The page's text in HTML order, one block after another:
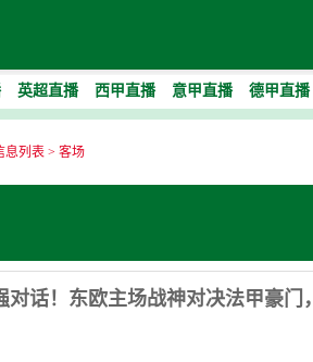
英超直播 西甲直播 意甲直播 德甲直播
息列表 > 客场
对话！东欧主场战神对决法甲豪门